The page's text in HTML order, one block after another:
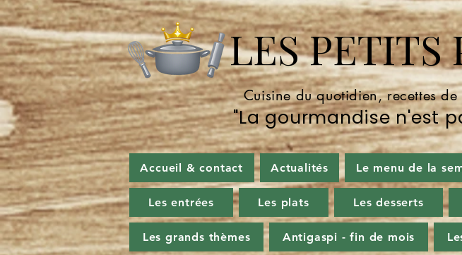
LES PETITS
Cuisine du quotidien, recettes
"La gourmandise n'est
Accueil & contact Actualités Le menu de la
Les entrées Les plats Les desserts
Les grands thèmes Antigaspi - fin de mois